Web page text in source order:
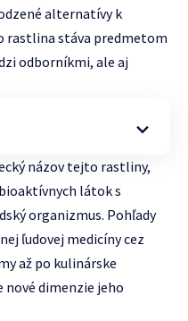
alternatívy k
rastlina stáva predmetom
odborníkmi, ale aj
názov tejto rastliny,
látok s
organizmus. Pohľady
ľudovej medicíny cez
až po kulinárske
nové dimenzie jeho